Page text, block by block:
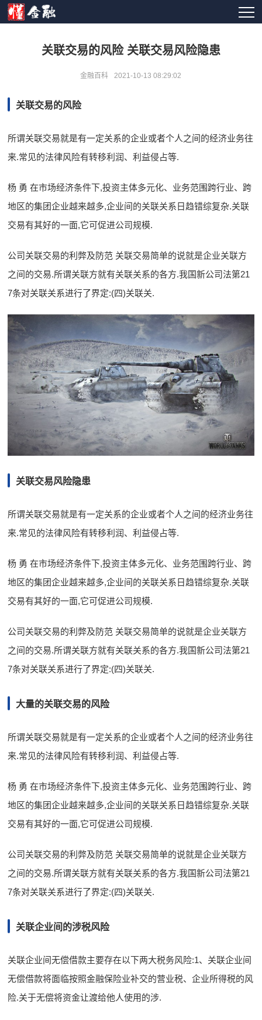
关联交易的风险 关联交易风险隐患
金融百科 2021-10-13 08:29:02
关联交易的风险
所谓关联交易就是有一定关系的企业或者个人之间的经济业务往
来.常见的法律风险有转移利润、利益侵占等.
杨 勇 在市场经济条件下,投资主体多元化、业务范围跨行业、跨
地区的集团企业越来越多,企业间的关联关系日趋错综复杂.关联
交易有其好的一面,它可促进公司规模.
公司关联交易的利弊及防范 关联交易简单的说就是企业关联方
之间的交易.所谓关联方就有关联关系的各方.我国新公司法第21
7条对关联关系进行了界定:(四)关联关.
关联交易风险隐患
所谓关联交易就是有一定关系的企业或者个人之间的经济业务往
来.常见的法律风险有转移利润、利益侵占等.
杨 勇 在市场经济条件下,投资主体多元化、业务范围跨行业、跨
地区的集团企业越来越多,企业间的关联关系日趋错综复杂.关联
交易有其好的一面,它可促进公司规模.
公司关联交易的利弊及防范 关联交易简单的说就是企业关联方
之间的交易.所谓关联方就有关联关系的各方.我国新公司法第21
7条对关联关系进行了界定:(四)关联关.
大量的关联交易的风险
所谓关联交易就是有一定关系的企业或者个人之间的经济业务往
来.常见的法律风险有转移利润、利益侵占等.
杨 勇 在市场经济条件下,投资主体多元化、业务范围跨行业、跨
地区的集团企业越来越多,企业间的关联关系日趋错综复杂.关联
交易有其好的一面,它可促进公司规模.
公司关联交易的利弊及防范 关联交易简单的说就是企业关联方
之间的交易.所谓关联方就有关联关系的各方.我国新公司法第21
7条对关联关系进行了界定:(四)关联关.
关联企业间的涉税风险
关联企业间无偿借款主要存在以下两大税务风险:1、关联企业间
无偿借款将面临按照金融保险业补交的营业税、企业所得税的风
险.关于无偿将资金让渡给他人使用的涉.